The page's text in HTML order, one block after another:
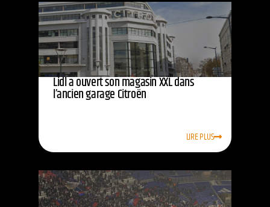
Lidl a ouvert son magasin XXL dans
l’ancien garage Citroën
LIRE PLUS